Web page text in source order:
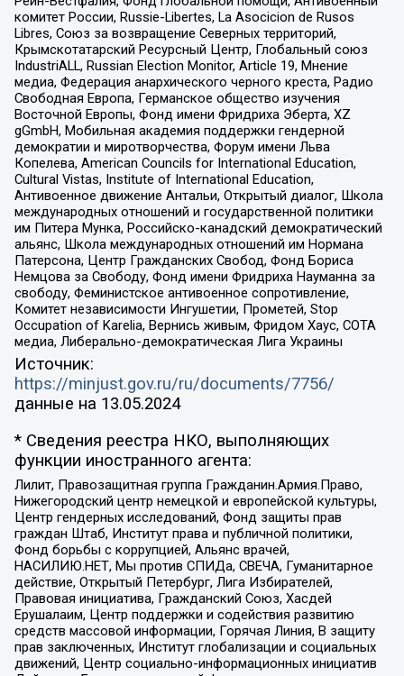
комитет России, Russie-Libertes, La Asocicion de Rusos
Libres, Союз за возвращение Северных территорий,
Крымскотатарский Ресурсный Центр, Глобальный союз
IndustriALL, Russian Election Monitor, Article 19, Мнение
медиа, Федерация анархического черного креста, Радио
Свободная Европа, Германское общество изучения
Восточной Европы, Фонд имени Фридриха Эберта, XZ
gGmbH, Мобильная академия поддержки гендерной
демократии и миротворчества, Форум имени Льва
Копелева, American Councils for International Education,
Cultural Vistas, Institute of International Education,
Антивоенное движение Антальи, Открытый диалог, Школа
международных отношений и государственной политики
им Питера Мунка, Российско-канадский демократический
альянс, Школа международных отношений им Нормана
Патерсона, Центр Гражданских Свобод, Фонд Бориса
Немцова за Свободу, Фонд имени Фридриха Науманна за
свободу, Феминистское антивоенное сопротивление,
Комитет независимости Ингушетии, Прометей, Stop
Occupation of Karelia, Вернись живым, Фридом Хаус, СОТА
медиа, Либерально-демократическая Лига Украины
Источник:
https://minjust.gov.ru/ru/documents/7756/
данные на 13.05.2024
* Сведения реестра НКО, выполняющих
функции иностранного агента:
Лилит, Правозащитная группа Гражданин.Армия.Право,
Нижегородский центр немецкой и европейской культуры,
Центр гендерных исследований, Фонд защиты прав
граждан Штаб, Институт права и публичной политики,
Фонд борьбы с коррупцией, Альянс врачей,
НАСИЛИЮ.НЕТ, Мы против СПИДа, СВЕЧА, Гуманитарное
действие, Открытый Петербург, Лига Избирателей,
Правовая инициатива, Гражданский Союз, Хасдей
Ерушалаим, Центр поддержки и содействия развитию
средств массовой информации, Горячая Линия, В защиту
прав заключенных, Институт глобализации и социальных
движений, Центр социально-информационных инициатив